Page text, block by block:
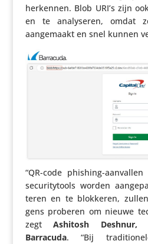
herkennen. Blob URI’s zijn
en te analy­seren, omdat
aange­maakt en snel kunnen
“QR-code phishing-
secu­ri­ty­tools worden
teren en te blokkeren,
gens proberen om nieuwe
zegtAshitosh
Barracuda. “Bij tradi­ti­o­nele